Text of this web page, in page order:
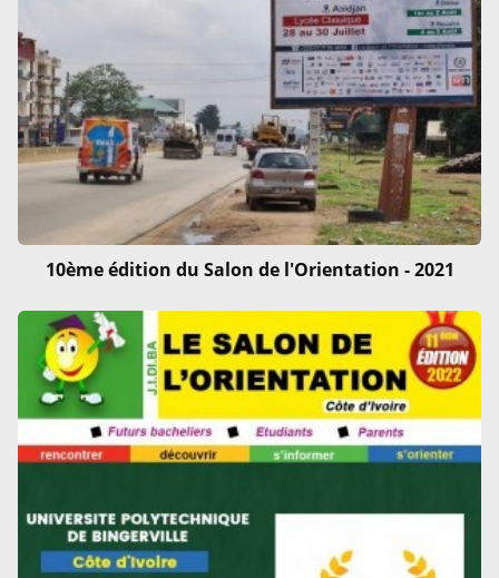
10ème édition du Salon de l'Orientation - 2021